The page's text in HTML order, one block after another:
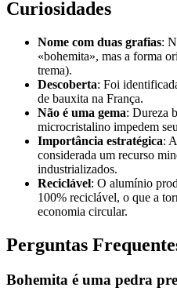
Curiosidades
Nome com duas grafias:
«bohemita», mas a forma
trema).
Descoberta: Foi
de bauxita na França.
Não é uma gema: Dureza
microcristalino impedem
Importância estratégica:
considerada um recurso
industrializados.
Reciclável: O alumínio
100% reciclável, o que a
economia circular.
Perguntas
Bohemita é uma pedra